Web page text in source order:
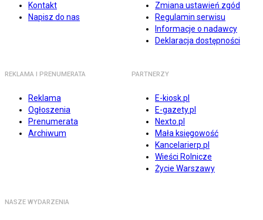
Kontakt
Napisz do nas
Zmiana ustawień zgód
Regulamin serwisu
Informacje o nadawcy
Deklaracja dostępności
REKLAMA I PRENUMERATA
Reklama
Ogłoszenia
Prenumerata
Archiwum
PARTNERZY
E-kiosk.pl
E-gazety.pl
Nexto.pl
Mała księgowość
Kancelarierp.pl
Wieści Rolnicze
Życie Warszawy
NASZE WYDARZENIA